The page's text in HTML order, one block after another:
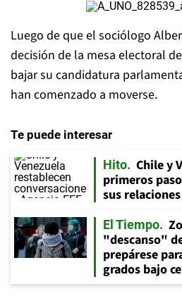
Luego de que el sociólogo
decisión de la mesa electoral
bajar su candidatura
han comenzado a moverse.
Te puede interesar
Hito
Chile y
primeros
sus
El Tiempo
"descanso"
prepárese
grados bajo